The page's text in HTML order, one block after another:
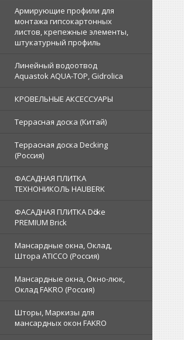
Армирующие профили для
монтажа гипсокартонных
листов, крепежные элементы,
штукатурный профиль
Линейный водоотвод
Aquastok AQUA-TOP, Gidrolica
КРОВЕЛЬНЫЕ АКСЕССУАРЫ
Террасная доска (Китай)
Террасная доска Decking
(Россия)
ФАСАДНАЯ ПЛИТКА
ТЕХНОНИКОЛЬ HAUBERK
ФАСАДНАЯ ПЛИТКА Dӧcke
PREMIUM Brick
Мансардные окна, Оклад,
Штора ATICCO (Россия)
Мансардные окна, Окно-люк,
Оклад FAKRO (Россия)
Шторы, Маркизы для
мансардных окон FAKRO